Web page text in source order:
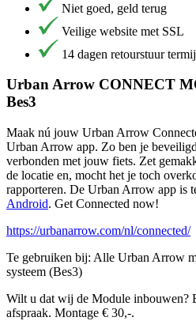
Niet goed, geld terug
Veilige website met SSL
14 dagen retourstuur
Urban Arrow CONNECT
Bes3
Maak nú jouw Urban Arrow
Urban Arrow app. Zo ben je
verbonden met jouw fiets. Zet
de locatie en, mocht het je toch
rapporteren. De Urban Arrow app is
Android. Get Connected now!
https://urbanarrow.com/nl/connected/
Te gebruiken bij: Alle Urban Arrow
systeem (Bes3)
Wilt u dat wij de Module inbouwen?
afspraak. Montage € 30,-.